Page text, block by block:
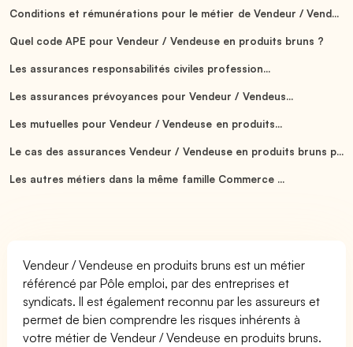
Conditions et rémunérations pour le métier de Vendeur / Vend...
Quel code APE pour Vendeur / Vendeuse en produits bruns ?
Les assurances responsabilités civiles profession...
Les assurances prévoyances pour Vendeur / Vendeus...
Les mutuelles pour Vendeur / Vendeuse en produits...
Le cas des assurances Vendeur / Vendeuse en produits bruns p...
Les autres métiers dans la même famille Commerce ...
Vendeur / Vendeuse en produits bruns est un métier
référencé par Pôle emploi, par des entreprises et
syndicats. Il est également reconnu par les assureurs et
permet de bien comprendre les risques inhérents à
votre métier de Vendeur / Vendeuse en produits bruns.